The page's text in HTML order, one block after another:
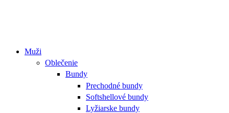
Muži
Oblečenie
Bundy
Prechodné bundy
Softshellové bundy
Lyžiarske bundy